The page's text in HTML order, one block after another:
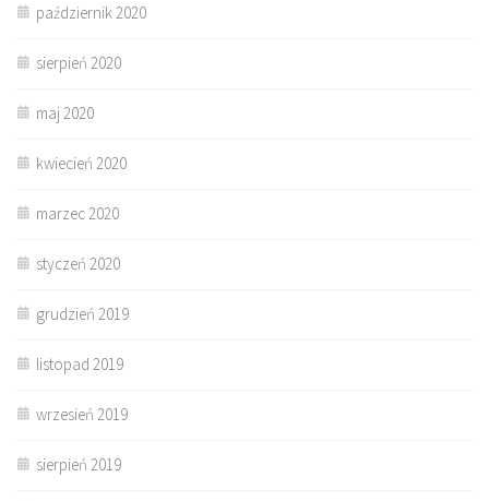
październik 2020
sierpień 2020
maj 2020
kwiecień 2020
marzec 2020
styczeń 2020
grudzień 2019
listopad 2019
wrzesień 2019
sierpień 2019